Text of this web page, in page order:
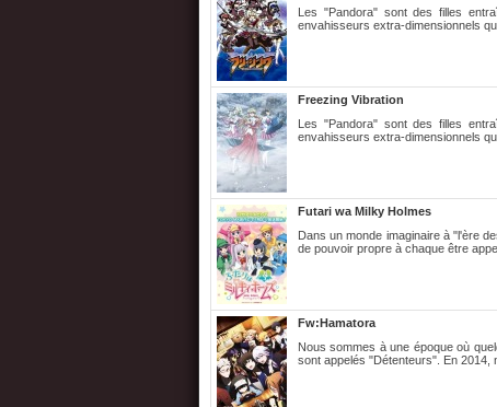
Les "Pandora" sont des filles
envahisseurs extra-dimensionnels
Freezing Vibration
Les "Pandora" sont des filles
envahisseurs extra-dimensionnels
Futari wa Milky Holmes
Dans un monde imaginaire à "l'ère
de pouvoir propre à chaque être
Fw:Hamatora
Nous sommes à une époque où
sont appelés "Détenteurs". En 2014,